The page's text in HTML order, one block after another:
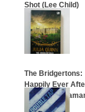
Shot (Lee Child)
…
The Bridgertons:
Happily Ever
(Bahagia